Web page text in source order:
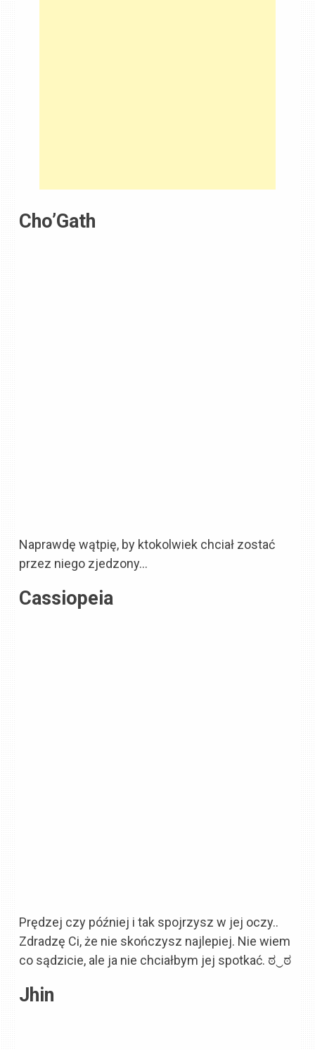
Cho’Gath
Naprawdę wątpię, by ktokolwiek chciał zostać
przez niego zjedzony…
Cassiopeia
Prędzej czy później i tak spojrzysz w jej oczy..
Zdradzę Ci, że nie skończysz najlepiej. Nie wiem
co sądzicie, ale ja nie chciałbym jej spotkać. ಠ‿ಠ
Jhin